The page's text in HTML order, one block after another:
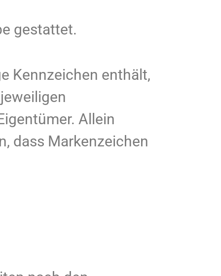
gestattet.
Kennzeichen enthält,
Allein
dass Markenzeichen